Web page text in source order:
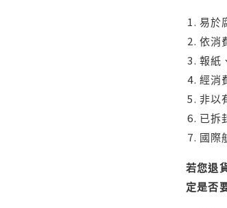
易於
依消
報紙
經消
非以
已拆
國際
若您退
定是否